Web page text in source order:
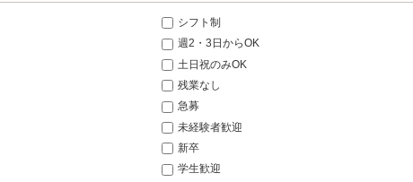
シフト制
週2・3日からOK
土日祝のみOK
残業なし
急募
未経験者歓迎
新卒
学生歓迎